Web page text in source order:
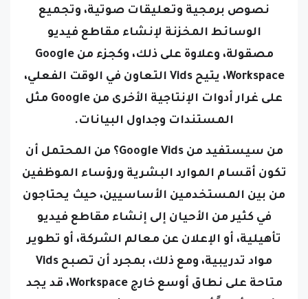
الوسائط المخزنة لإنشاء مقاطع فيديو
مصقولة، و
علاوة على ذلك، وكجزء من Google
Workspace، يتيح Vids التعاون في الوقت الفعلي،
على غرار أدوات الإنتاجية الأخرى من Google مثل
المستندات وجداول البيانات.
من سيستفيد من Google Vids؟ من المحتمل أن
تكون أقسام الموارد البشرية ورؤساء الموظفين
من بين المستخدمين الأساسيين، حيث يحتاجون
في كثير من الأحيان إلى إنشاء مقاطع فيديو
تأهيلية، أو الإعلان عن معالم الشركة، أو تطوير
مواد تدريبية، ومع ذلك، بمجرد أن تصبح Vids
متاحة على نطاق أوسع خارج Workspace، قد يجد
الأفراد أيضاً أنه من المفيد إنشاء مقاطع فيديو